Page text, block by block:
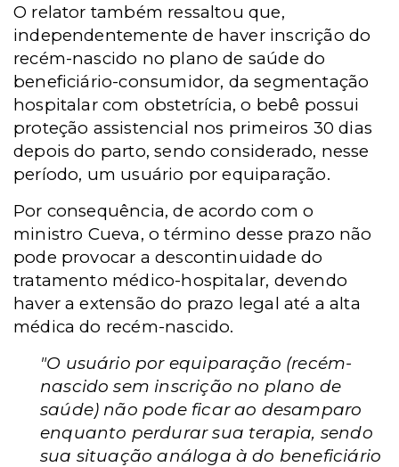
O relator também ressaltou que,
independentemente de haver inscrição do
recém-nascido no plano de saúde do
beneficiário-consumidor, da segmentação
hospitalar com obstetrícia, o bebê possui
proteção assistencial nos primeiros 30 dias
depois do parto, sendo considerado, nesse
período, um usuário por equiparação.
Por consequência, de acordo com o
ministro Cueva, o término desse prazo não
pode provocar a descontinuidade do
tratamento médico-hospitalar, devendo
haver a extensão do prazo legal até a alta
médica do recém-nascido.
"O usuário por equiparação (recém-
nascido sem inscrição no plano de
saúde) não pode ficar ao desamparo
enquanto perdurar sua terapia, sendo
sua situação análoga à do beneficiário